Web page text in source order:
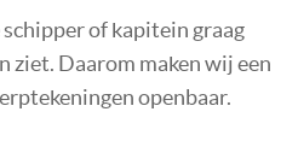
of kapitein graag
ziet. Daarom maken wij een
openbaar.